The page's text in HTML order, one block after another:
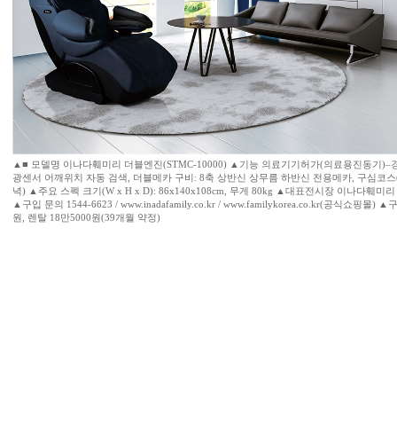
▲■ 모델명 이나다훼미리 더블엔진(STMC-10000) ▲기능 의료기기허가(의료용진동기)–
광센서 어깨위치 자동 검색, 더블메카 구비: 8축 상반신 상무름 하반신 전용메카, 구심코
녁) ▲주요 스펙 크기(W x H x D): 86x140x108cm, 무게 80kg ▲대표전시장 이나다훼미
▲구입 문의 1544-6623 / www.inadafamily.co.kr / www.familykorea.co.kr(공식쇼핑몰) ▲
원, 렌탈 18만5000원(39개월 약정)